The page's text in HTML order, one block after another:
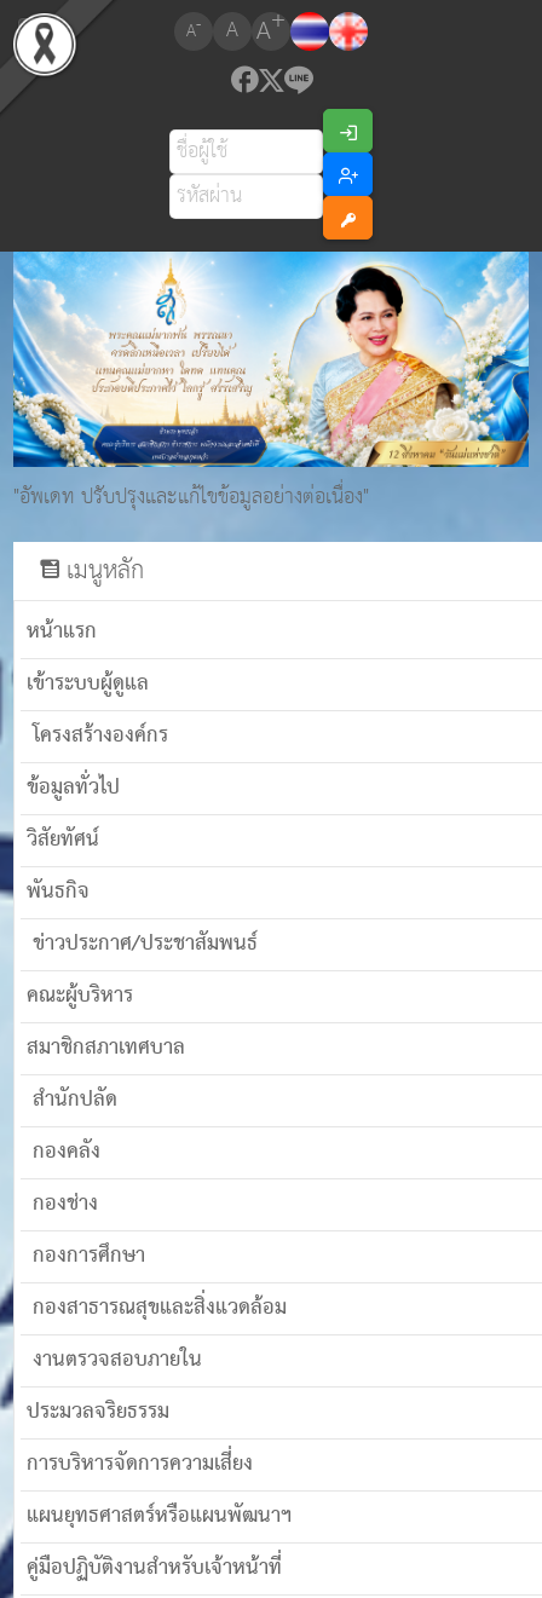
A- A A+
"อัพเดท ปรับปรุงและแก้ไขข้อมูลอย่างต่อเนื่อง"
เมนูหลัก
หน้าแรก
เข้าระบบผู้ดูแล
โครงสร้างองค์กร
ข้อมูลทั่วไป
วิสัยทัศน์
พันธกิจ
ข่าวประกาศ/ประชาสัมพนธ์
คณะผู้บริหาร
สมาชิกสภาเทศบาล
สำนักปลัด
กองคลัง
กองช่าง
กองการศึกษา
กองสาธารณสุขและสิ่งแวดล้อม
งานตรวจสอบภายใน
ประมวลจริยธรรม
การบริหารจัดการความเสี่ยง
แผนยุทธศาสตร์หรือแผนพัฒนาฯ
คู่มือปฏิบัติงานสำหรับเจ้าหน้าที่